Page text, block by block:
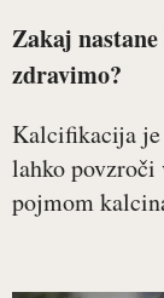
Zakaj
zdravimo?
Kalcifikacija je
lahko
pojmom